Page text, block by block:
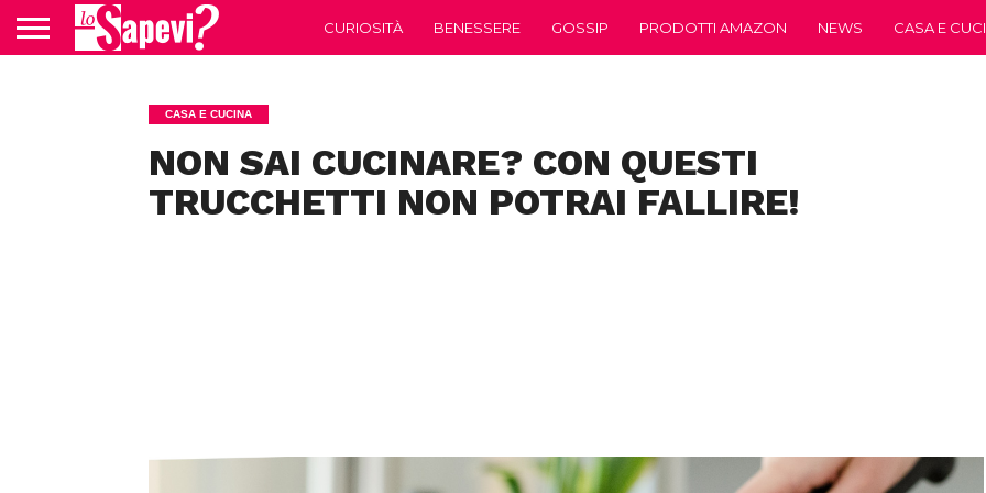
CURIOSITÀ BENESSERE GOSSIP PRODOTTI AMAZON NEWS CASA E
CASA E CUCINA
NON SAI CUCINARE? CON QUESTI
TRUCCHETTI NON POTRAI FALLIRE!